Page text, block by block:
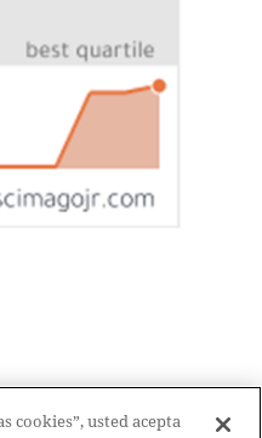
cookies”, usted acepta